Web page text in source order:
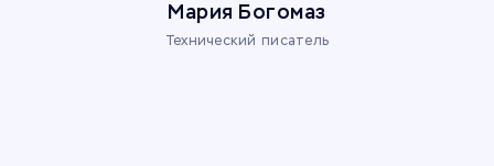
Мария Богомаз
Технический писатель